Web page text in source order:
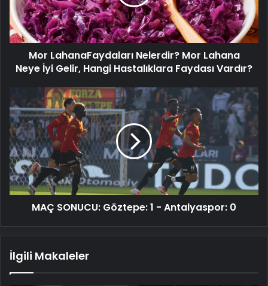
Neye
İyi
Gelir,
Hangi
Hastalıklara
Faydası
Mor LahanaFaydaları Nelerdir? Mor Lahana
Neye İyi Gelir, Hangi Hastalıklara Faydası Vardır?
SONUCU:
Göztepe:
1
-
Antalyaspor:
0
MAÇ SONUCU: Göztepe: 1 - Antalyaspor: 0
İlgili Makaleler